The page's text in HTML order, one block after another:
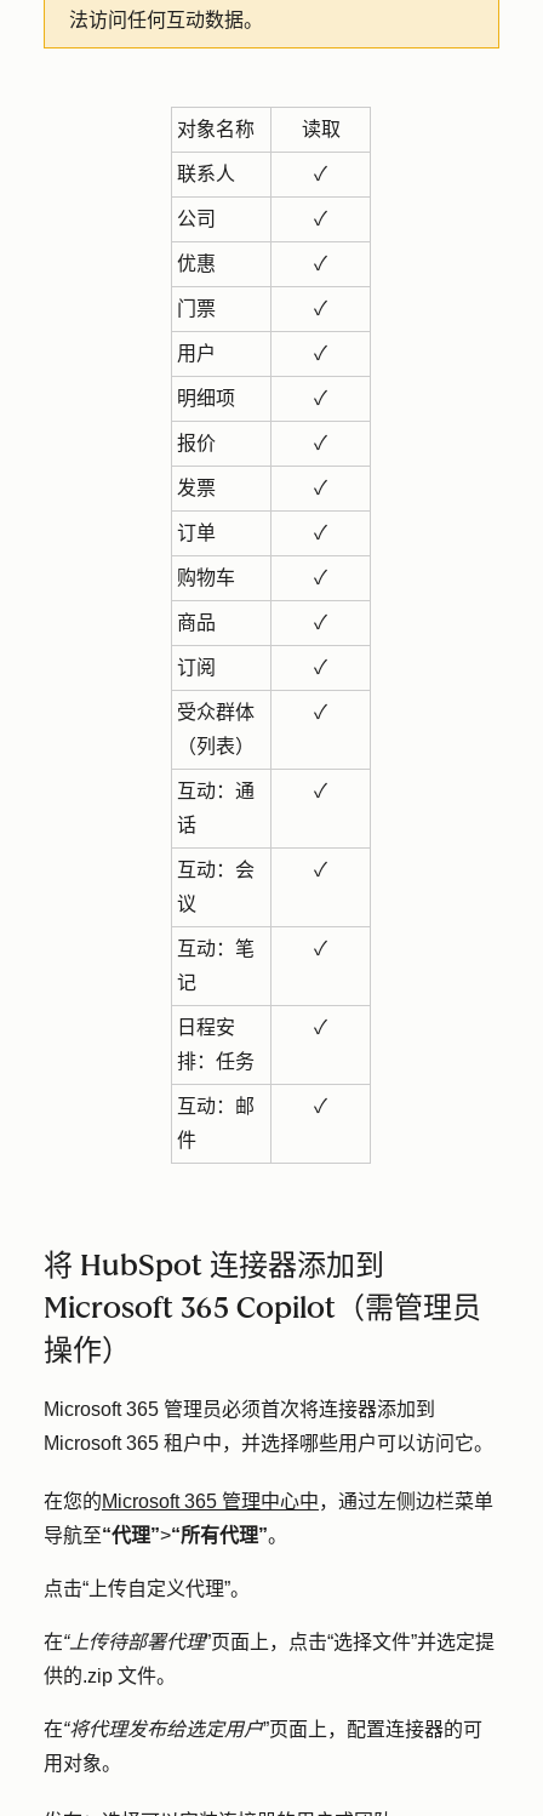
法访问任何互动数据。
对象名称 读取
联系人 ✓
公司 ✓
优惠 ✓
门票 ✓
用户 ✓
明细项 ✓
报价 ✓
发票 ✓
订单 ✓
购物车 ✓
商品 ✓
订阅 ✓
受众群体
（列表）
✓
互动：通
话
✓
互动：会
议
✓
互动：笔
记
✓
日程安
排：任务
✓
互动：邮
件
✓
将 HubSpot 连接器添加到
Microsoft 365 Copilot（需管理员
操作）
Microsoft 365 管理员必须首次将连接器添加到
Microsoft 365 租户中，并选择哪些用户可以访问它。
在您的Microsoft 365 管理中心中，通过左侧边栏菜单
导航至“代理”>“所有代理”。
点击“上传自定义代理”。
在“上传待部署代理”页面上，点击“选择文件”并选定提
供的.zip 文件。
在“将代理发布给选定用户”页面上，配置连接器的可
用对象。